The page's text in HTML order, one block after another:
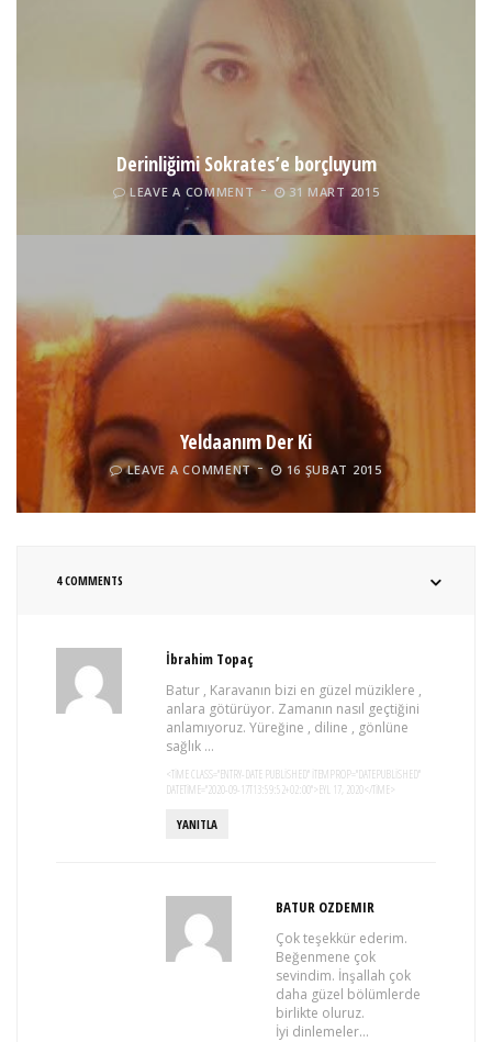
Derinliğimi Sokrates’e borçluyum
LEAVE A COMMENT 31 MART 2015
Yeldaanım Der Ki
LEAVE A COMMENT 16 ŞUBAT 2015
4 COMMENTS
İbrahim Topaç
Batur , Karavanın bizi en güzel müziklere ,
anlara götürüyor. Zamanın nasıl geçtiğini
anlamıyoruz. Yüreğine , diline , gönlüne
sağlık …
<TIME CLASS="ENTRY-DATE PUBLISHED" ITEMPROP="DATEPUBLISHED"
DATETIME="2020-09-17T13:59:52+02:00">EYL 17, 2020</TIME>
YANITLA
BATUR OZDEMIR
Çok teşekkür ederim.
Beğenmene çok
sevindim. İnşallah çok
daha güzel bölümlerde
birlikte oluruz.
İyi dinlemeler…